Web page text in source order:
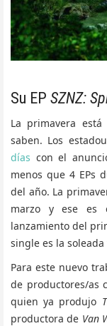
Su EP SZNZ:
La primavera
saben. Los
días con el
menos que 4 EPs
del año. La
marzo y ese es
lanzamiento del
single es la soleada
Para este nuevo
de productores/as
quien ya produjo
productora de Van